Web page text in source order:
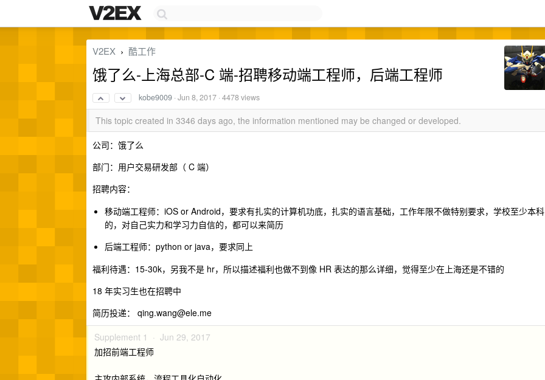
V2EX › 酷工作
饿了么-上海总部-C 端-招聘移动端工程师，后端工程师
kobe9009 ·Jun 8, 2017 · 4478 views
This topic created in 3346 days ago, the information mentioned may be changed or developed.
公司：饿了么
部门：用户交易研发部（ C 端）
招聘内容：
移动端工程师：iOS or Android，要求有扎实的计算机功底，扎实的语言基础，工作年限不做特别要求，学校至少本科
的，对自己实力和学习力自信的，都可以来简历
后端工程师：python or java，要求同上
福利待遇：15-30k，另我不是 hr，所以描述福利也做不到像 HR 表达的那么详细，觉得至少在上海还是不错的
18 年实习生也在招聘中
简历投递： qing.wang@ele.me
Supplement 1 · Jun 29, 2017
加招前端工程师